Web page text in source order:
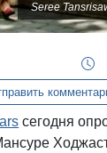
Seree
сегодня